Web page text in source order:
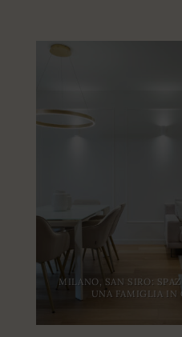
MILANO, SAN SIRO:
UNA FAMIGLIA IN